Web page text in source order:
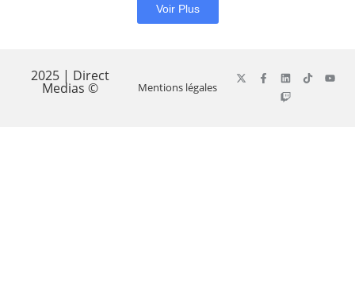
Voir Plus
2025 | Direct
Medias © Mentions légales